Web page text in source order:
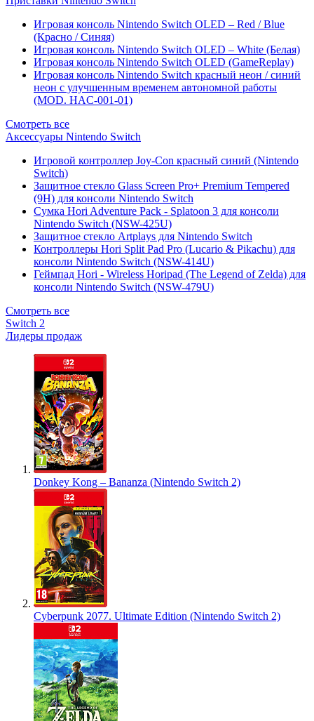
Игровая консоль Nintendo Switch OLED – Red / Blue
(Красно / Синяя)
Игровая консоль Nintendo Switch OLED – White (Белая)
Игровая консоль Nintendo Switch OLED (GameReplay)
Игровая консоль Nintendo Switch красный неон / синий
неон с улучшенным временем автономной работы
(MOD. HAC-001-01)
Смотреть все
Аксессуары Nintendo Switch
Игровой контроллер Joy-Con красный синий (Nintendo
Switch)
Защитное стекло Glass Screen Pro+ Premium Tempered
(9H) для консоли Nintendo Switch
Сумка Hori Adventure Pack - Splatoon 3 для консоли
Nintendo Switch (NSW-425U)
Защитное стекло Artplays для Nintendo Switch
Контроллеры Hori Split Pad Pro (Lucario & Pikachu) для
консоли Nintendo Switch (NSW-414U)
Геймпад Hori - Wireless Horipad (The Legend of Zelda) для
консоли Nintendo Switch (NSW-479U)
Смотреть все
Switch 2
Лидеры продаж
Donkey Kong – Bananza (Nintendo Switch 2)
Cyberpunk 2077. Ultimate Edition (Nintendo Switch 2)